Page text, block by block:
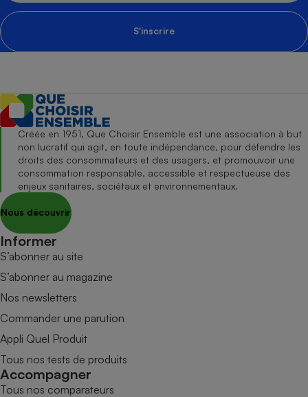
S'inscrire
Créée en 1951, Que Choisir Ensemble est une association à but
non lucratif qui agit, en toute indépendance, pour défendre les
droits des consommateurs et des usagers, et promouvoir une
consommation responsable, accessible et respectueuse des
enjeux sanitaires, sociétaux et environnementaux.
Nous découvrir
Informer
S’abonner au site
S’abonner au magazine
Nos newsletters
Commander une parution
Appli Quel Produit
Tous nos tests de produits
Accompagner
Tous nos comparateurs